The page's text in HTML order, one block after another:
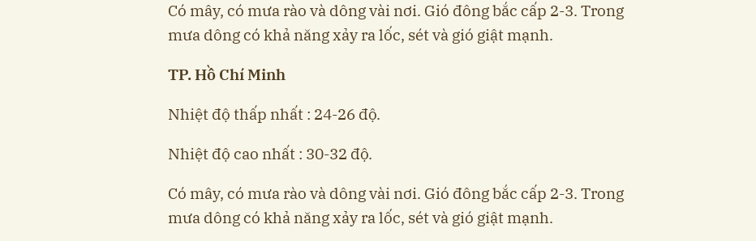
Có mây, có mưa rào và dông vài nơi. Gió đông bắc cấp 2-3. Trong
mưa dông có khả năng xảy ra lốc, sét và gió giật mạnh.
TP. Hồ Chí Minh
Nhiệt độ thấp nhất : 24-26 độ.
Nhiệt độ cao nhất : 30-32 độ.
Có mây, có mưa rào và dông vài nơi. Gió đông bắc cấp 2-3. Trong
mưa dông có khả năng xảy ra lốc, sét và gió giật mạnh.